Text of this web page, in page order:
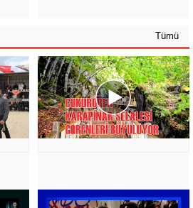
Tümü